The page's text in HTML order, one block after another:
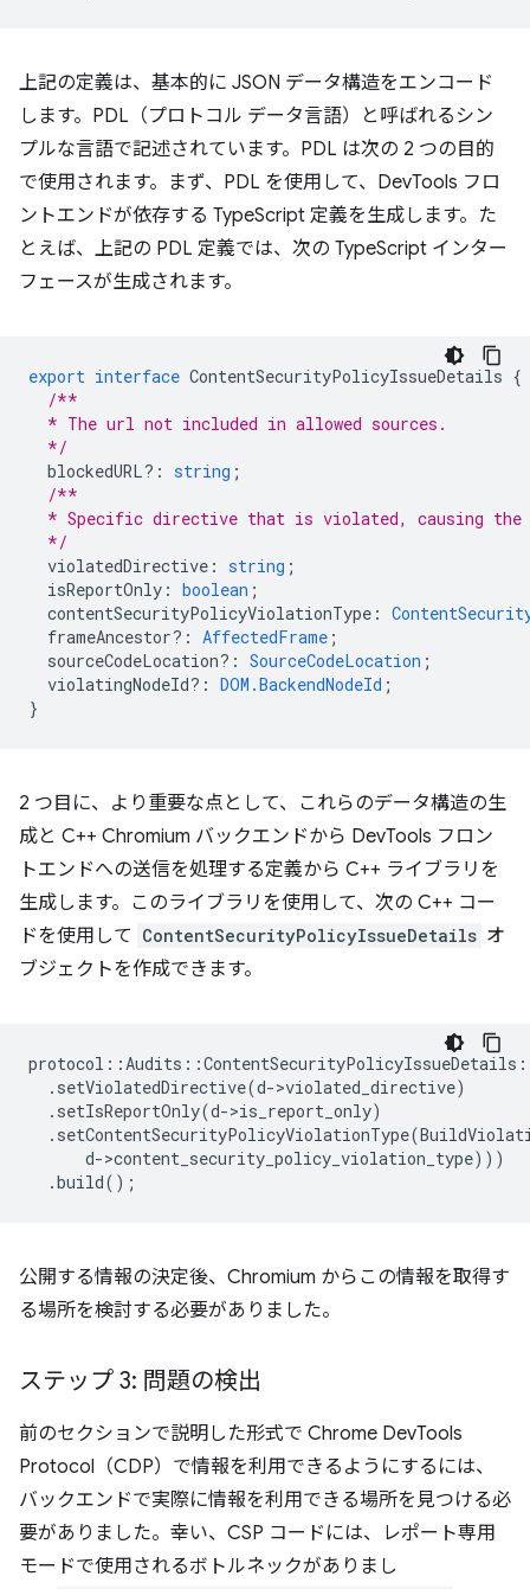
上記の定義は、基本的に JSON データ構造をエンコード
します。PDL（プロトコル データ言語）と呼ばれるシン
プルな言語で記述されています。PDL は次の 2 つの目的
で使用されます。まず、PDL を使用して、DevTools フロ
ントエンドが依存する TypeScript 定義を生成します。た
とえば、上記の PDL 定義では、次の TypeScript インター
フェースが生成されます。
export interface ContentSecurityPolicyIssueDetails {
/**
  * The url not included in allowed sources.
  */
blockedURL? : string ;
/**
* Specific directive that is violated, causing the
  */
violatedDirective : string ;
isReportOnly : boolean ;
contentSecurityPolicyViolationType :
frameAncestor? : AffectedFrame ;
sourceCodeLocation? : SourceCodeLocation ;
violatingNodeId? : DOM.BackendNodeId ;
}
2 つ目に、より重要な点として、これらのデータ構造の生
成と C++ Chromium バックエンドから DevTools フロン
トエンドへの送信を処理する定義から C++ ライブラリを
生成します。このライブラリを使用して、次の C++ コー
ドを使用して ContentSecurityPolicyIssueDetails オ
ブジェクトを作成できます。
protocol ::Audits ::ContentSecurityPolicyIssueDetails
. setViolatedDirective(d->violated_directive)
. setIsReportOnly(d->is_report_only)
. setContentSecurityPolicyViolationType(
d->content_security_policy_violation_type)))
.build();
公開する情報の決定後、Chromium からこの情報を取得す
る場所を検討する必要がありました。
ステップ 3: 問題の検出
前のセクションで説明した形式で Chrome DevTools
Protocol（CDP）で情報を利用できるようにするには、
バックエンドで実際に情報を利用できる場所を見つける必
要がありました。幸い、CSP コードには、レポート専用
モードで使用されるボトルネックがありまし